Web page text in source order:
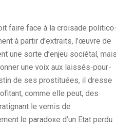
faire face à la croisade politico-
à partir d’extraits, l’œuvre de
une sorte d’enjeu sociétal, mais
une voix aux laissés-pour-
de ses prostituées, il dresse
comme elle peut, des
le vernis de
le paradoxe d’un Etat perdu